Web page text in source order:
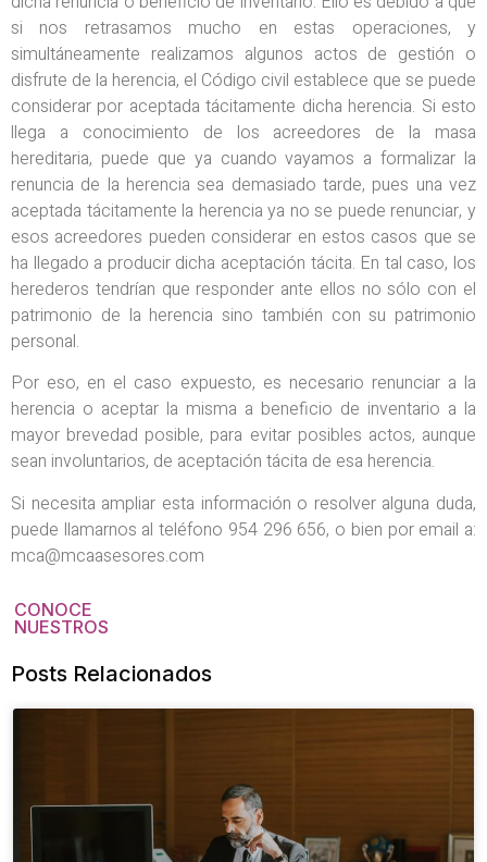
si nos retrasamos mucho en estas operaciones, y
simultáneamente realizamos algunos actos de gestión o
disfrute de la herencia, el Código civil establece que se puede
considerar por aceptada tácitamente dicha herencia. Si esto
llega a conocimiento de los acreedores de la masa
hereditaria, puede que ya cuando vayamos a formalizar la
renuncia de la herencia sea demasiado tarde, pues una vez
aceptada tácitamente la herencia ya no se puede renunciar, y
esos acreedores pueden considerar en estos casos que se
ha llegado a producir dicha aceptación tácita. En tal caso, los
herederos tendrían que responder ante ellos no sólo con el
patrimonio de la herencia sino también con su patrimonio
personal.
Por eso, en el caso expuesto, es necesario renunciar a la
herencia o aceptar la misma a beneficio de inventario a la
mayor brevedad posible, para evitar posibles actos, aunque
sean involuntarios, de aceptación tácita de esa herencia.
Si necesita ampliar esta información o resolver alguna duda,
puede llamarnos al teléfono 954 296 656, o bien por email a:
mca@mcaasesores.com
CONOCE
NUESTROS
Posts Relacionados